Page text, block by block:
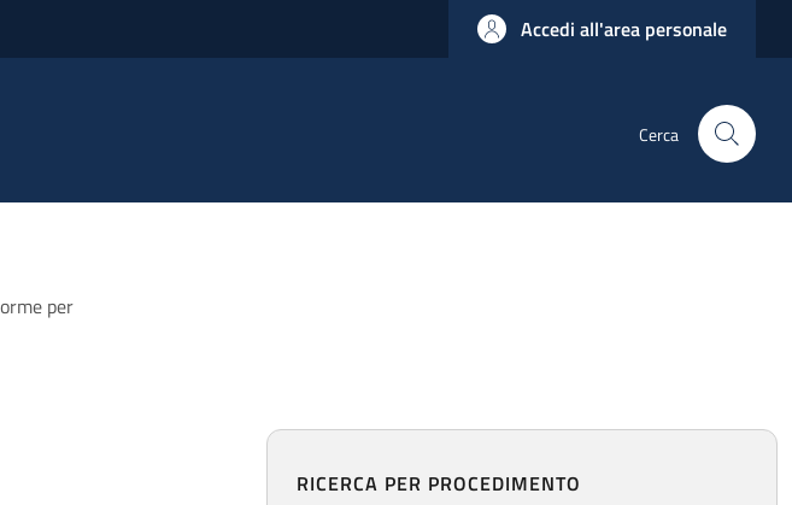
Accedi all'area personale
Cerca
per
RICERCA PER PROCEDIMENTO